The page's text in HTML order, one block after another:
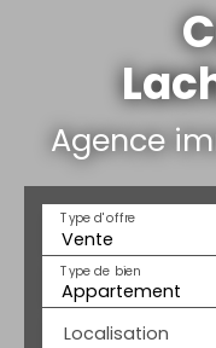
Agence
Vente
Type d'offre
Appartement
Type de bien
Localisation